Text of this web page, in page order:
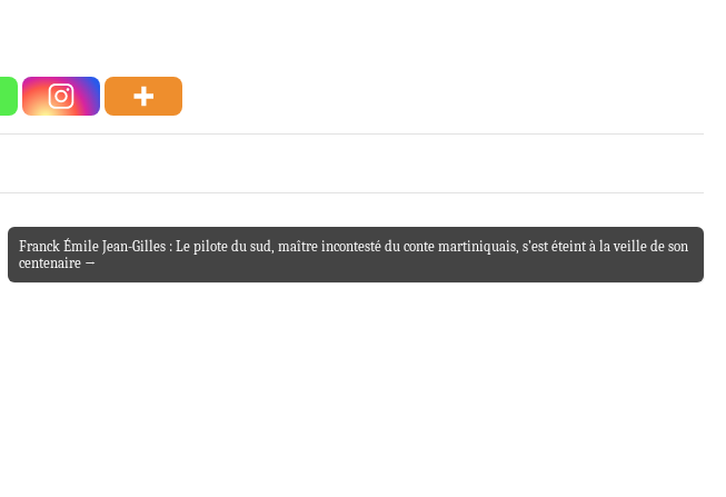
Franck Émile Jean-Gilles : Le pilote du sud, maître incontesté du conte martiniquais, s’est éteint à la veille de son
centenaire →